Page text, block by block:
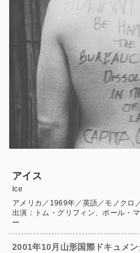
アイス
Ice
アメリカ／1969年／英語／モノクロ
出演：トム・グリフィン、ポール・
ー
2001年10月山形国際ドキュメ